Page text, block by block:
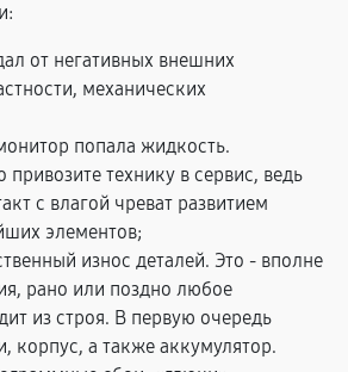
от негативных внешних
механических
попала жидкость.
привозите технику в сервис, ведь
с влагой чреват развитием
элементов;
износ деталей. Это - вполне
рано или поздно любое
из строя. В первую очередь
корпус, а также аккумулятор.